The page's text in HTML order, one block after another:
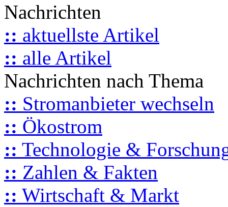
Nachrichten
:: aktuellste Artikel
:: alle Artikel
Nachrichten nach Thema
:: Stromanbieter wechseln
:: Ökostrom
:: Technologie &
:: Zahlen & Fakten
:: Wirtschaft & Markt